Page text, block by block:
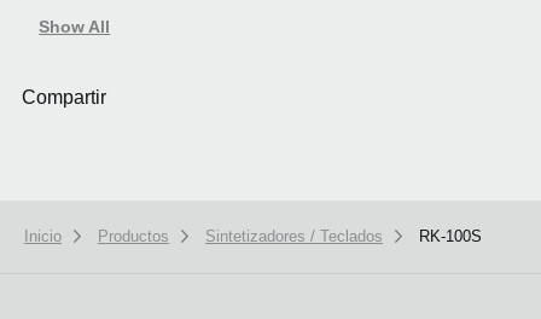
Show All
Compartir
Inicio Productos Sintetizadores / Teclados RK-100S